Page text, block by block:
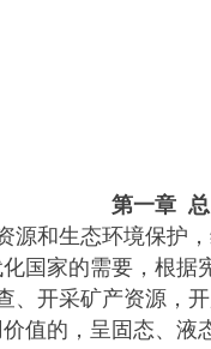
第一章
生态环境保护
国家的需要，根据
采矿产资源，开
的，呈固态、液